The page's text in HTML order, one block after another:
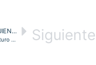
SIGUIENTE
D. Arturo se encuentra con los agentes de pastoral del Arc. Virgen del Mar Siguiente